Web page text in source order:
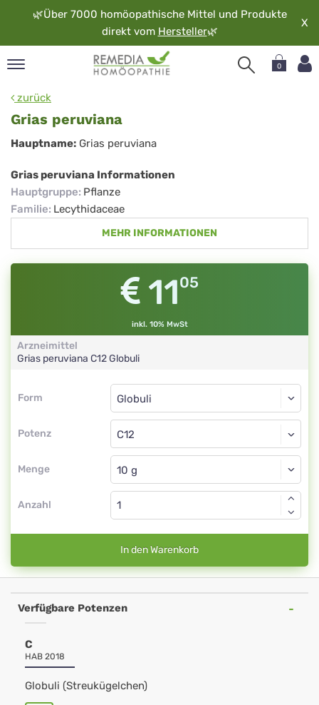
🌿Über 7000 homöopathische Mittel und Produkte
direkt vom Hersteller🌿
X
0
zurück
Grias peruviana
Grias
peruviana
Hauptname: Grias peruviana
Grias peruviana Informationen
Hauptgruppe: Pflanze
Familie: Lecythidaceae
MEHR INFORMATIONEN
1105
inkl. 10% MwSt
Arzneimittel
Grias peruviana C12Globuli
Form
Form
Potenz
Globuli
C12
Menge
Globuli
Anzahl
In den Warenkorb
Verfügbare Potenzen
C
HAB 2018
Globuli (Streukügelchen)